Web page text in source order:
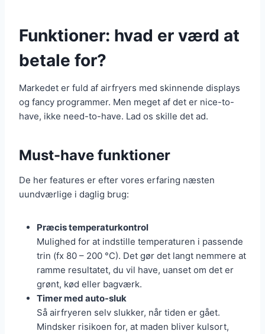
Funktioner: hvad er værd at
betale for?
Markedet er fuld af airfryers med skinnende displays
og fancy programmer. Men meget af det er nice-to-
have, ikke need-to-have. Lad os skille det ad.
Must-have funktioner
De her features er efter vores erfaring næsten
uundværlige i daglig brug:
Præcis temperaturkontrol
Mulighed for at indstille temperaturen i passende
trin (fx 80 – 200 °C). Det gør det langt nemmere at
ramme resultatet, du vil have, uanset om det er
grønt, kød eller bagværk.
Timer med auto-sluk
Så airfryeren selv slukker, når tiden er gået.
Mindsker risikoen for, at maden bliver kulsort,